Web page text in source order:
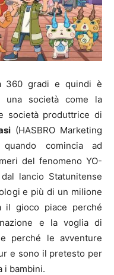
360 gradi e quindi è
una società come la
società produttrice di
(HASBRO Marketing
comincia ad
del fenomeno YO-
lancio Statunitense
e più di un milione
il gioco piace perché
e la voglia di
perché le avventure
e sono il pretesto per
i bambini.